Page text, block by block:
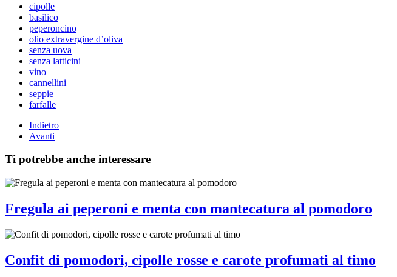
cipolle
basilico
peperoncino
olio extravergine d’oliva
senza uova
senza latticini
vino
cannellini
seppie
farfalle
Indietro
Avanti
Ti potrebbe anche interessare
Fregula ai peperoni e menta con mantecatura al pomodoro
Confit di pomodori, cipolle rosse e carote profumati al timo